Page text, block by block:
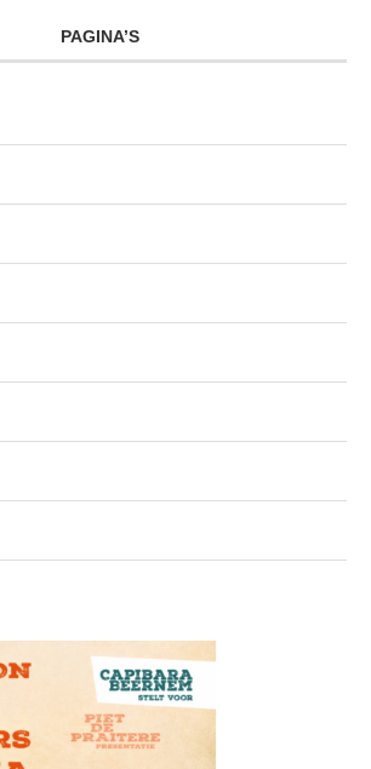
PAGINA’S